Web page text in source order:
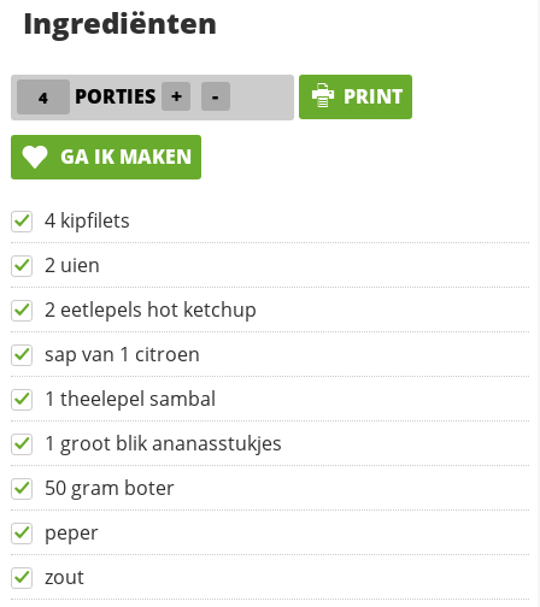
Ingrediënten
PORTIES + - PRINT
GA IK MAKEN
4 kipfilets
2 uien
2 eetlepels hot ketchup
sap van 1 citroen
1 theelepel sambal
1 groot blik ananasstukjes
50 gram boter
peper
zout